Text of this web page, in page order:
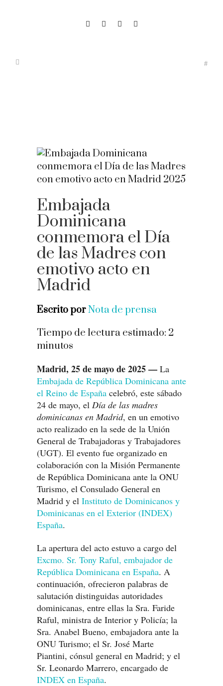
Embajada
Dominicana
conmemora el Día
de las Madres con
emotivo acto en
Madrid
Escrito porNota de prensa
Tiempo de lectura estimado: 2
minutos
Madrid, 25 de mayo de 2025 — La
Embajada de República Dominicana ante
el Reino de España celebró, este sábado
24 de mayo, el Día de las madres
dominicanas en Madrid, en un emotivo
acto realizado en la sede de la Unión
General de Trabajadoras y Trabajadores
(UGT). El evento fue organizado en
colaboración con la Misión Permanente
de República Dominicana ante la ONU
Turismo, el Consulado General en
Madrid y el Instituto de Dominicanos y
Dominicanas en el Exterior (INDEX)
España.
La apertura del acto estuvo a cargo del
Excmo. Sr. Tony Raful, embajador de
República Dominicana en España. A
continuación, ofrecieron palabras de
salutación distinguidas autoridades
dominicanas, entre ellas la Sra. Faride
Raful, ministra de Interior y Policía; la
Sra. Anabel Bueno, embajadora ante la
ONU Turismo; el Sr. José Marte
Piantini, cónsul general en Madrid; y el
Sr. Leonardo Marrero, encargado de
INDEX en España.